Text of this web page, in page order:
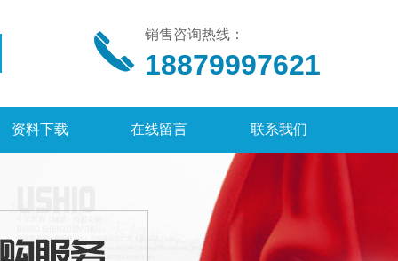
销售咨询热线：
18879997621
资料下载 在线留言 联系我们